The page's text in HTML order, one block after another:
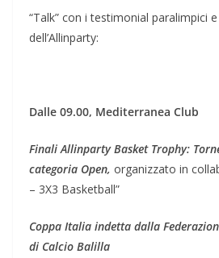
“Talk” con i testimonial paralimpici
dell’Allinparty:
Dalle 09.00, Mediterranea Club
Finali Allinparty Basket Trophy:
categoria Open, organizzato in
– 3X3 Basketball”
Coppa Italia indetta dalla
di Calcio Balilla